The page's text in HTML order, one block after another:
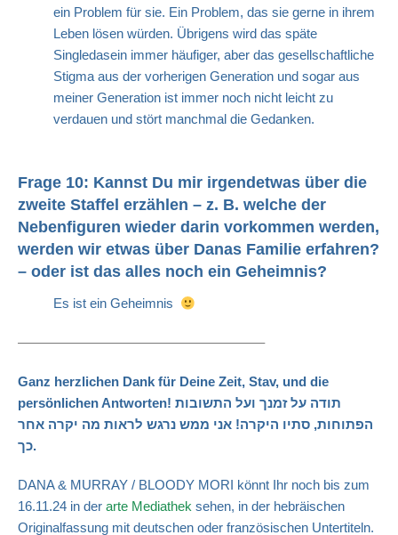
ein Problem für sie. Ein Problem, das sie gerne in ihrem
Leben lösen würden. Übrigens wird das späte
Singledasein immer häufiger, aber das gesellschaftliche
Stigma aus der vorherigen Generation und sogar aus
meiner Generation ist immer noch nicht leicht zu
verdauen und stört manchmal die Gedanken.
Frage 10: Kannst Du mir irgendetwas über die
zweite Staffel erzählen – z. B. welche der
Nebenfiguren wieder darin vorkommen werden,
werden wir etwas über Danas Familie erfahren?
– oder ist das alles noch ein Geheimnis?
Es ist ein Geheimnis
——————————————————–
Ganz herzlichen Dank für Deine Zeit, Stav, und die
persönlichen Antworten! תודה על זמנך ועל התשובות
הפתוחות, סתיו היקרה! אני ממש נרגש לראות מה יקרה אחר
כך.
DANA & MURRAY / BLOODY MORI könnt Ihr noch bis zum
16.11.24 in der arte Mediathek sehen, in der hebräischen
Originalfassung mit deutschen oder französischen Untertiteln.